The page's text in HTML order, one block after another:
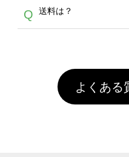
からご利用頂
年間です。【
文回数により
頂いても、ロ
クにカウント
といって、プ
を塗布してお
害な性質で、
お手数ですが
していただけ
通常注文・直
A
ません。いず
像
Q 送料は？
引」などによ
場合は送料が
い。
よくある